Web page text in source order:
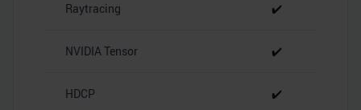
Raytracing ✔️
NVIDIA Tensor ✔️
HDCP ✔️